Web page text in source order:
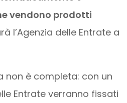
vendono prodotti
l’Agenzia delle Entrate a
è completa: con un
Entrate verranno fissati